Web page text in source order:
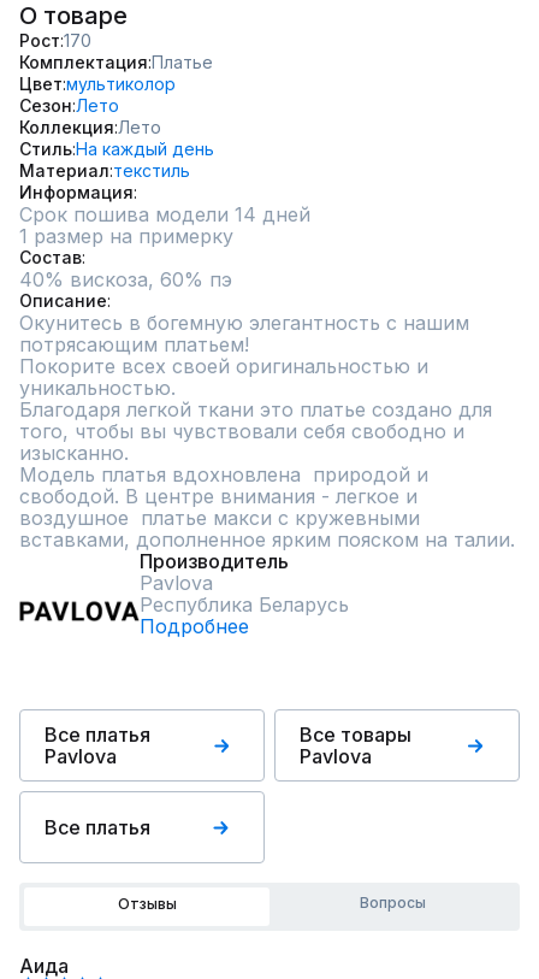
О товаре
Рост 170
Комплектация Платье
Цвет мультиколор
Сезон Лето
Коллекция Лето
СтильНа каждый день
Материал текстиль
Информация
Срок пошива модели 14 дней
1 размер на примерку
Состав
40% вискоза, 60% пэ
Описание
Окунитесь в богемную элегантность с нашим
потрясающим платьем!
Покорите всех своей оригинальностью и
уникальностью.
Благодаря легкой ткани это платье создано для
того, чтобы вы чувствовали себя свободно и
изысканно.
Модель платья вдохновлена  природой и
свободой. В центре внимания - легкое и
воздушное  платье макси с кружевными
вставками, дополненное ярким пояском на талии.
Производитель
Pavlova
Республика Беларусь
Подробнее
Все платья
Pavlova
Все товары
Pavlova
Все платья
Отзывы Вопросы
Аида